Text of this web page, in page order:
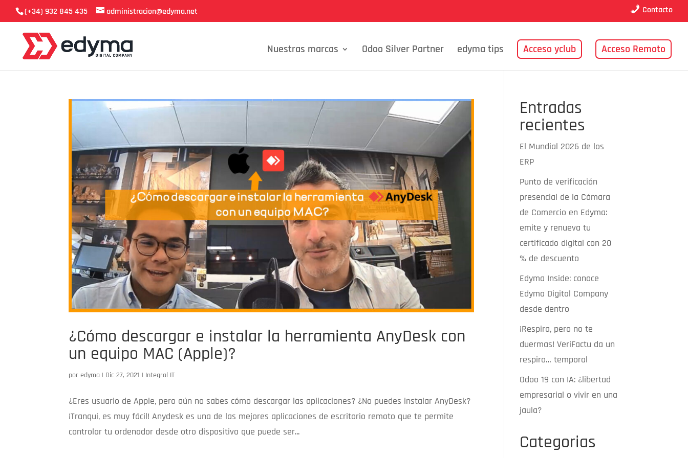
(+34) 932 845 435 administracion@edyma.net Contacto
Nuestras marcas Odoo Silver Partner edyma tips Acceso yclub Acceso Remoto
¿Cómo descargar e instalar la herramienta AnyDesk con
un equipo MAC (Apple)?
poredyma | Dic 27, 2021 | Integral IT
¿Eres usuario de Apple, pero aún no sabes cómo descargar las aplicaciones? ¿No puedes instalar AnyDesk?
¡Tranqui, es muy fácil! Anydesk es una de las mejores aplicaciones de escritorio remoto que te permite
controlar tu ordenador desde otro dispositivo que puede ser...
Entradas
recientes
El Mundial 2026 de los
ERP
Punto de verificación
presencial de la Cámara
de Comercio en Edyma:
emite y renueva tu
certificado digital con 20
% de descuento
Edyma Inside: conoce
Edyma Digital Company
desde dentro
¡Respira, pero no te
duermas! VeriFactu da un
respiro… temporal
Odoo 19 con IA: ¿libertad
empresarial o vivir en una
jaula?
Categorias